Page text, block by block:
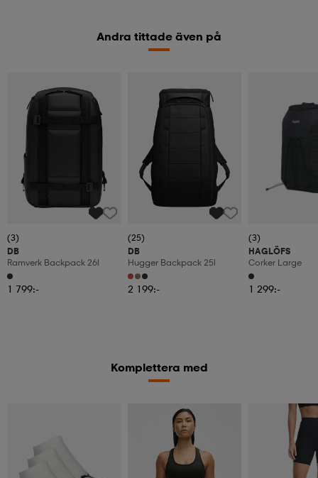
Andra tittade även på
(3)
DB
Ramverk Backpack 26l
1 799:-
(25)
DB
Hugger Backpack 25l
2 199:-
(3)
HAGLÖFS
Corker Large
1 299:-
Komplettera med